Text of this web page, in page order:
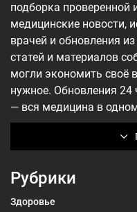
подборка
медицинские новости,
врачей и обновления
статей и материалов
могли экономить своё
нужное. Обновления 24
— вся медицина в
Рубрики
Здоровье